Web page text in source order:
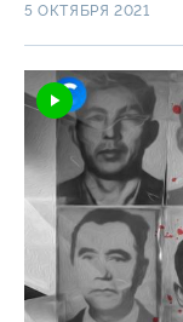
5 ОКТЯБРЯ 2021